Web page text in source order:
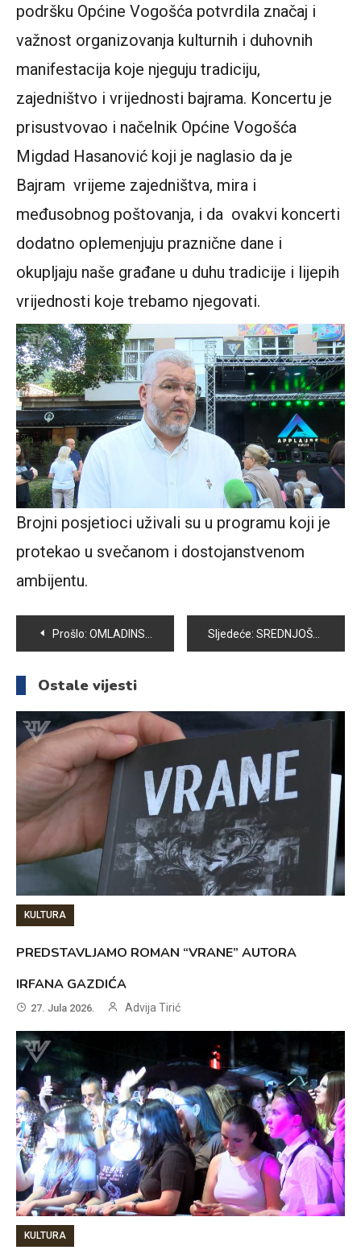
podršku Općine Vogošća potvrdila značaj i
važnost organizovanja kulturnih i duhovnih
manifestacija koje njeguju tradiciju,
zajedništvo i vrijednosti bajrama. Koncertu je
prisustvovao i načelnik Općine Vogošća
Migdad Hasanović koji je naglasio da je
Bajram vrijeme zajedništva, mira i
međusobnog poštovanja, i da ovakvi koncerti
dodatno oplemenjuju praznične dane i
okupljaju naše građane u duhu tradicije i lijepih
vrijednosti koje trebamo njegovati.
Brojni posjetioci uživali su u programu koji je
protekao u svečanom i dostojanstvenom
ambijentu.
Navigacija
članaka
Prošlo: OMLADINSKO UDRUŽENJE “TEMPO” ORGANIZOVALO PODJELU KURBANSKOG MESA PORODICAMA U STANJU SOCIJALNE POTREBE Sljedeće: SREDNJOŠKOLSKI CENTAR VOGOŠĆA ISPRATIO JOŠ JEDNU GENERACIJU MATURANATA
Ostale vijesti
KULTURA
PREDSTAVLJAMO ROMAN “VRANE” AUTORA
IRFANA GAZDIĆA
27. Jula 2026. Advija Tirić
KULTURA